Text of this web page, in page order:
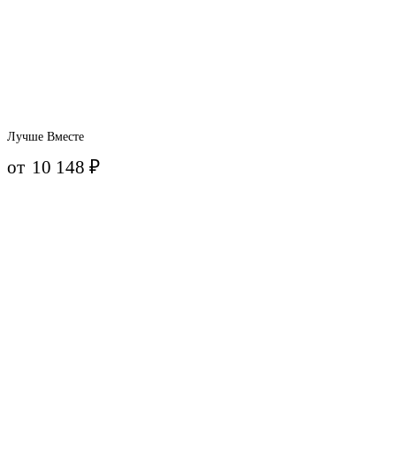
Лучше Вместе
от 10 148₽